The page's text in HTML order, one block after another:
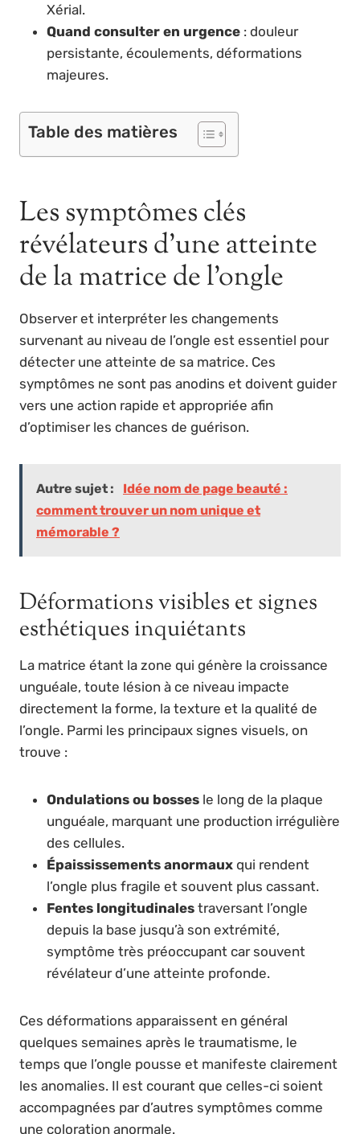
Xérial.
Quand consulter en urgence : douleur
persistante, écoulements, déformations
majeures.
Table des matières
Les symptômes clés
révélateurs d’une atteinte
de la matrice de l’ongle
Observer et interpréter les changements
survenant au niveau de l’ongle est essentiel pour
détecter une atteinte de sa matrice. Ces
symptômes ne sont pas anodins et doivent guider
vers une action rapide et appropriée afin
d’optimiser les chances de guérison.
Autre sujet :
Idée nom de page beauté :
comment trouver un nom unique et
mémorable ?
Déformations visibles et signes
esthétiques inquiétants
La matrice étant la zone qui génère la croissance
unguéale, toute lésion à ce niveau impacte
directement la forme, la texture et la qualité de
l’ongle. Parmi les principaux signes visuels, on
trouve :
Ondulations ou bosses le long de la plaque
unguéale, marquant une production irrégulière
des cellules.
Épaississements anormaux qui rendent
l’ongle plus fragile et souvent plus cassant.
Fentes longitudinales traversant l’ongle
depuis la base jusqu’à son extrémité,
symptôme très préoccupant car souvent
révélateur d’une atteinte profonde.
Ces déformations apparaissent en général
quelques semaines après le traumatisme, le
temps que l’ongle pousse et manifeste clairement
les anomalies. Il est courant que celles-ci soient
accompagnées par d’autres symptômes comme
une coloration anormale.